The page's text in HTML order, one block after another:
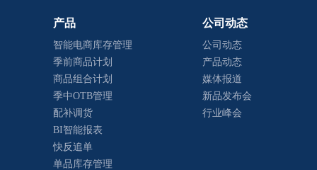
产品
智能电商库存管理
季前商品计划
商品组合计划
季中OTB管理
配补调货
BI智能报表
快反追单
单品库存管理
公司动态
公司动态
产品动态
媒体报道
新品发布会
行业峰会